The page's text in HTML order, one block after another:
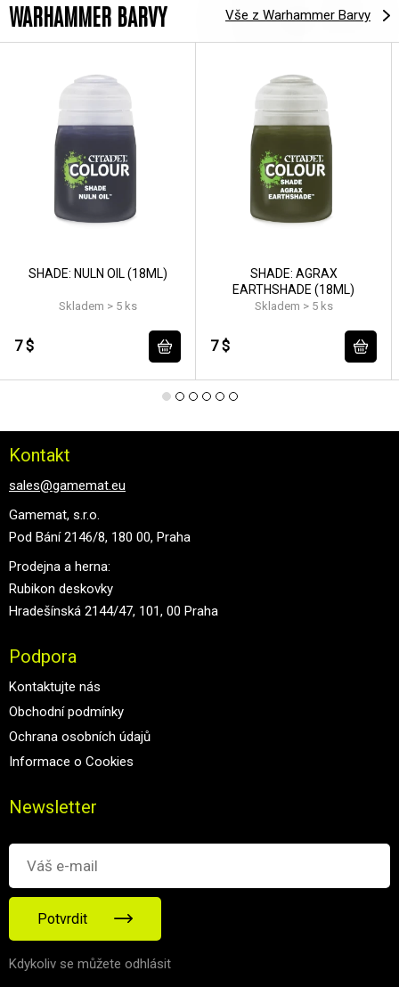
WARHAMMER BARVY Vše z Warhammer Barvy
SHADE: NULN OIL (18ML)
Skladem > 5 ks
7 $
SHADE: AGRAX
EARTHSHADE (18ML)
Skladem > 5 ks
7 $
Kontakt
sales@gamemat.eu
Gamemat, s.r.o.
Pod Bání 2146/8, 180 00, Praha
Prodejna a herna:
Rubikon deskovky
Hradešínská 2144/47, 101, 00 Praha
Podpora
Kontaktujte nás
Obchodní podmínky
Ochrana osobních údajů
Informace o Cookies
Newsletter
Potvrdit
Kdykoliv se můžete odhlásit